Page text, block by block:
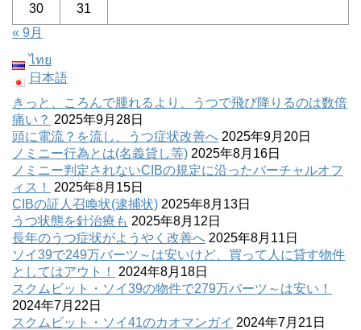
30
31
« 9月
ไทย
日本語
きっと、ころんで腫れるより、うつで飛び降りるのは数倍
痛い？ 2025年9月28日
頭に電流？を流し、うつ症状改善へ 2025年9月20日
ノミニー行為とは(名義貸し等) 2025年8月16日
ノミニー判定されないCIBの規定に沿ったバーチャルオフ
ィス！
2025年8月15日
CIBの証人召喚状(逮捕状) 2025年8月13日
うつ状態を針治療も 2025年8月12日
長年のうつ症状がようやく改善へ 2025年8月11日
ソイ39で249万バーツ～は安いけど、買って人に貸す物件
としてはアウト！
2024年8月18日
スクムビット・ソイ39の物件で279万バーツ～は安い！
2024年7月22日
スクムビット・ソイ41のカオマンガイ 2024年7月21日